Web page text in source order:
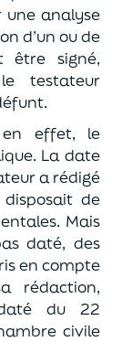
une analyse
d’un ou de
signé,
testateur
effet, le
La date
a rédigé
de
Mais
daté, des
en compte
rédaction,
du 22
civile